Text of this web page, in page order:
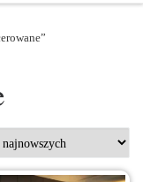
najnowszych